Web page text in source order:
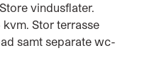
vindusflater.
kvm. Stor terrasse
samt separate wc-